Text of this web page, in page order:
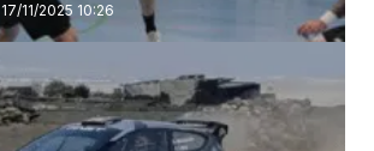
17/11/2025 10:26